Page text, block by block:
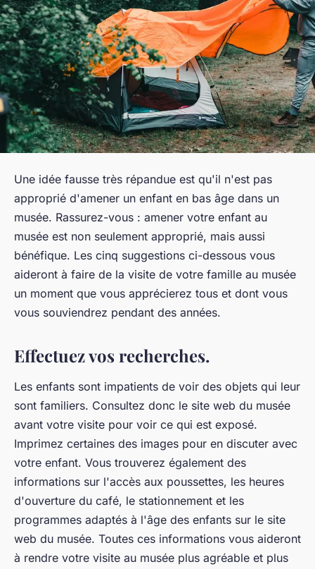
Une idée fausse très répandue est qu'il n'est pas
approprié d'amener un enfant en bas âge dans un
musée. Rassurez-vous : amener votre enfant au
musée est non seulement approprié, mais aussi
bénéfique. Les cinq suggestions ci-dessous vous
aideront à faire de la visite de votre famille au musée
un moment que vous apprécierez tous et dont vous
vous souviendrez pendant des années.
Effectuez vos recherches.
Les enfants sont impatients de voir des objets qui leur
sont familiers. Consultez donc le site web du musée
avant votre visite pour voir ce qui est exposé.
Imprimez certaines des images pour en discuter avec
votre enfant. Vous trouverez également des
informations sur l'accès aux poussettes, les heures
d'ouverture du café, le stationnement et les
programmes adaptés à l'âge des enfants sur le site
web du musée. Toutes ces informations vous aideront
à rendre votre visite au musée plus agréable et plus